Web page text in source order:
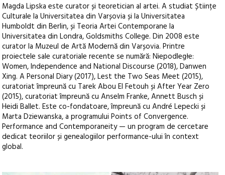
Magda Lipska este curator și teoretician al artei. A studiat Științe
Culturale la Universitatea din Varșovia și la Universitatea
Humboldt din Berlin, și Teoria Artei Contemporane la
Universitatea din Londra, Goldsmiths College. Din 2008 este
curator la Muzeul de Artă Modernă din Varșovia. Printre
proiectele sale curatoriale recente se numără: Niepodległe:
Women, Independence and National Discourse (2018), Danwen
Xing. A Personal Diary (2017), Lest the Two Seas Meet (2015),
curatoriat împreună cu Tarek Abou El Fetouh și After Year Zero
(2015), curatoriat împreună cu Anselm Franke, Annett Busch și
Heidi Ballet. Este co-fondatoare, împreună cu André Lepecki și
Marta Dziewanska, a programului Points of Convergence.
Performance and Contemporaneity — un program de cercetare
dedicat teoriilor și genealogiilor performance-ului în context
global.